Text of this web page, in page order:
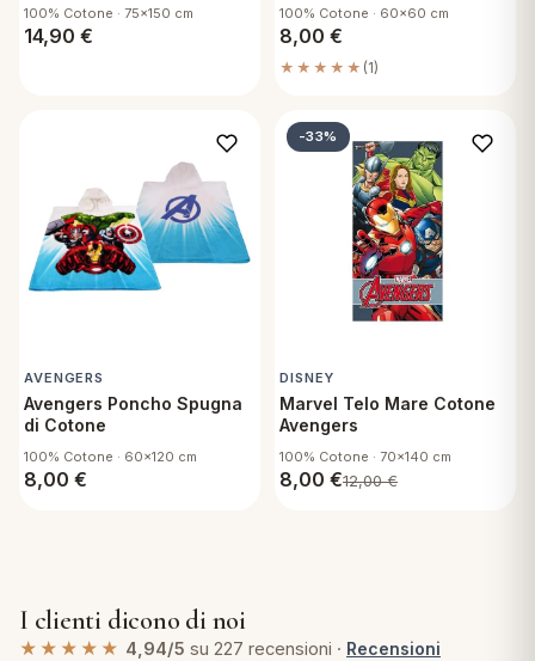
100% Cotone · 75x150 cm
14,90 €
100% Cotone · 60x60 cm
8,00 €
★★★★★ (1)
AVENGERS
Avengers Poncho Spugna
di Cotone
100% Cotone · 60x120 cm
8,00 €
-33%
DISNEY
Marvel Telo Mare Cotone
Avengers
100% Cotone · 70x140 cm
8,00 €12,00€
I clienti dicono di noi
★★★★★ 4,94/5 su 227 recensioni · Recensioni